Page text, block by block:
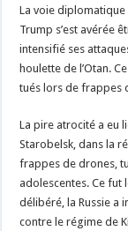
La voie diplomatique
Trump s’est avérée
intensifié ses
houlette de l’Otan.
tués lors de frappes
La pire atrocité a eu
Starobelsk, dans la
frappes de drones,
adolescentes. Ce fut
délibéré, la Russie a
contre le régime de